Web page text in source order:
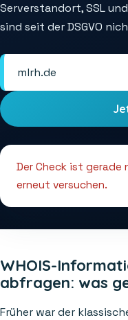
Serverstandort, SSL
sind seit der DSGVO
Der Check ist
erneut versuchen.
WHOIS-
abfragen: was
Früher war der